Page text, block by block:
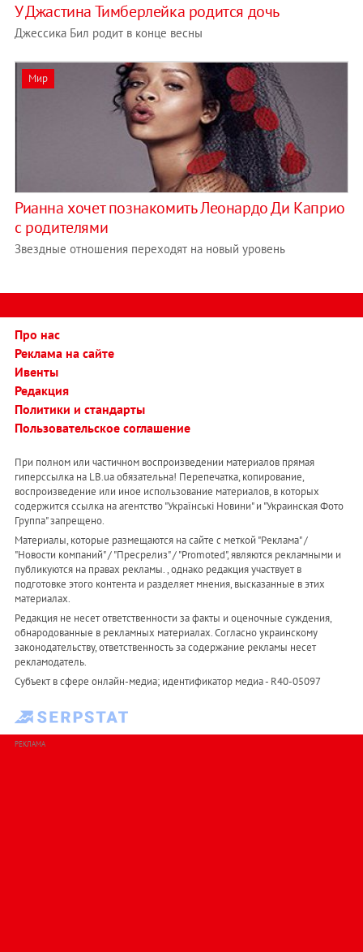
У Джастина Тимберлейка родится дочь
Джессика Бил родит в конце весны
Мир
Рианна хочет познакомить Леонардо Ди Каприо
с родителями
Звездные отношения переходят на новый уровень
Про нас
Реклама на сайте
Ивенты
Редакция
Политики и стандарты
Пользовательское соглашение
При полном или частичном воспроизведении материалов прямая
гиперссылка на LB.ua обязательна! Перепечатка, копирование,
воспроизведение или иное использование материалов, в которых
содержится ссылка на агентство "Українськi Новини" и "Украинская Фото
Группа" запрещено.
Материалы, которые размещаются на сайте с меткой "Реклама" /
"Новости компаний" / "Пресрелиз" / "Promoted", являются рекламными и
публикуются на правах рекламы. , однако редакция участвует в
подготовке этого контента и разделяет мнения, высказанные в этих
материалах.
Редакция не несет ответственности за факты и оценочные суждения,
обнародованные в рекламных материалах. Согласно украинскому
законодательству, ответственность за содержание рекламы несет
рекламодатель.
Субъект в сфере онлайн-медиа; идентификатор медиа - R40-05097
РЕКЛАМА